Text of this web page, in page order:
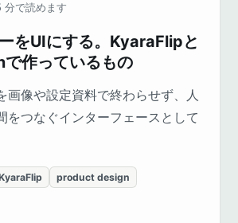
分で読めます
をUIにする。KyaraFlipと
作っているもの
画像や設定資料で終わらせず、人
をつなぐインターフェースとして
product design